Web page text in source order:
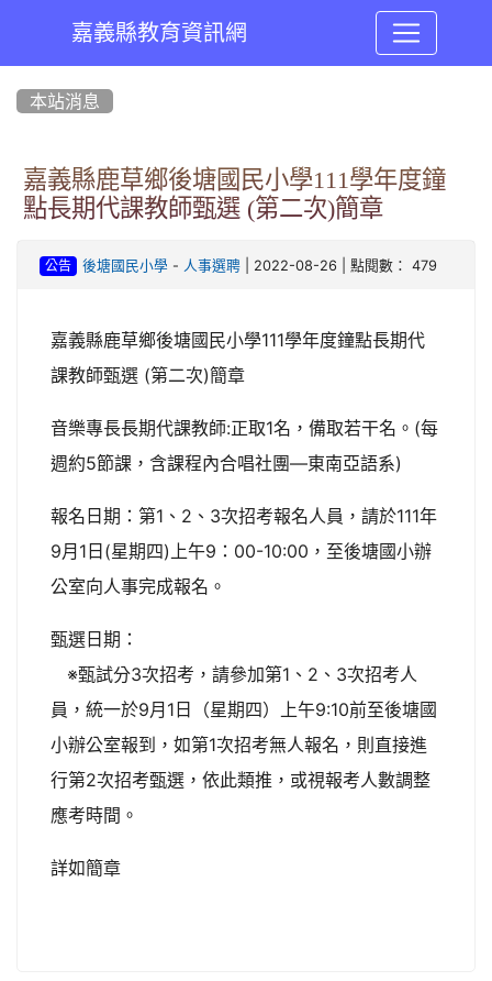
嘉義縣教育資訊網
本站消息
嘉義縣鹿草鄉後塘國民小學111學年度鐘
點長期代課教師甄選 (第二次)簡章
公告 後塘國民小學- 人事選聘| 2022-08-26 | 點閱數： 479
嘉義縣鹿草鄉後塘國民小學111學年度鐘點長期代
課教師甄選 (第二次)簡章
音樂專長長期代課教師:正取1名，備取若干名。(每
週約5節課，含課程內合唱社團—東南亞語系)
報名日期：第1、2、3次招考報名人員，請於111年
9月1日(星期四)上午9：00-10:00，至後塘國小辦
公室向人事完成報名。
甄選日期：
※甄試分3次招考，請參加第1、2、3次招考人
員，統一於9月1日（星期四）上午9:10前至後塘國
小辦公室報到，如第1次招考無人報名，則直接進
行第2次招考甄選，依此類推，或視報考人數調整
應考時間。
詳如簡章